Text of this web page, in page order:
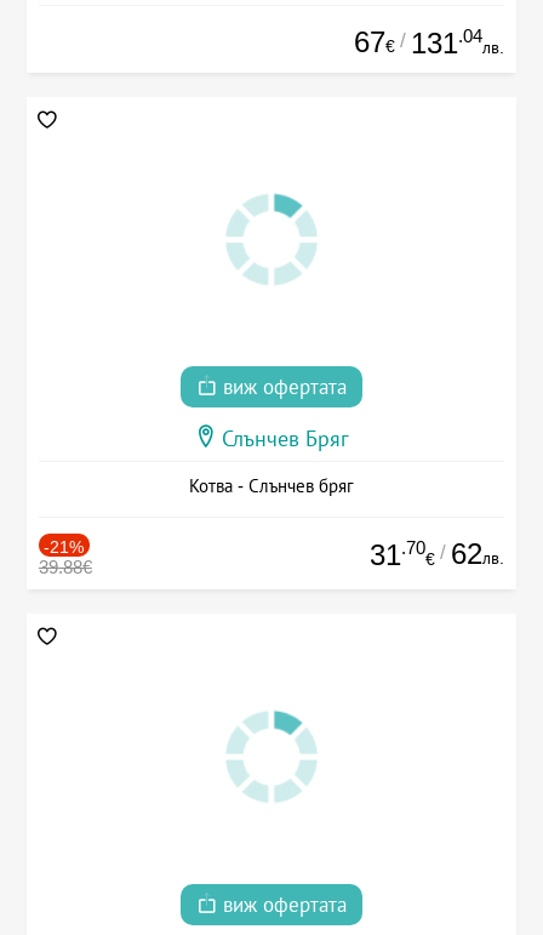
67€ / 131.04
лв.
виж офертата
Слънчев Бряг
Котва - Слънчев бряг
-21%
39.88€ 31.70
€ / 62лв.
виж офертата